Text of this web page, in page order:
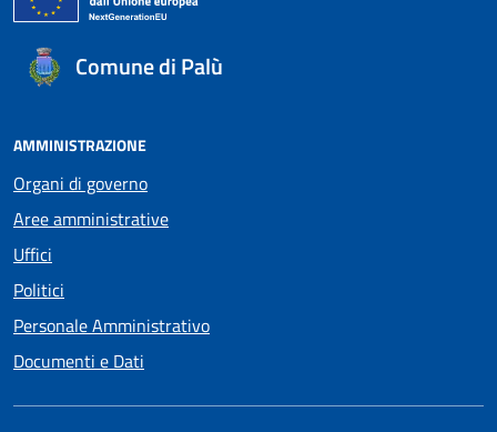
Comune di Palù
AMMINISTRAZIONE
Organi di governo
Aree amministrative
Uffici
Politici
Personale Amministrativo
Documenti e Dati